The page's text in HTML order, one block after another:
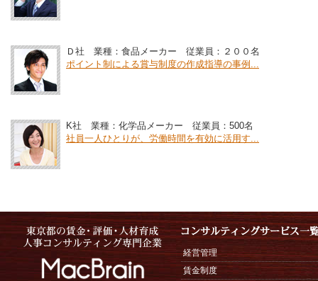
Ｄ社 業種：食品メーカー 従業員：２００名
ポイント制による賞与制度の作成指導の事例...
K社 業種：化学品メーカー 従業員：500名
社員一人ひとりが、労働時間を有効に活用す...
経営管理
賃金制度